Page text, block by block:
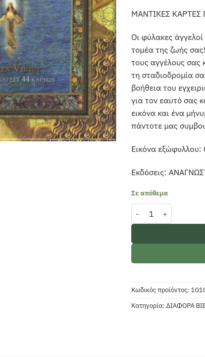
ΜΑΝΤΙΚΕΣ
Οι φύλακες
τομέα της ζωής
τους αγγέλους σας
τη σταδιοδρομία
βοήθεια του
για τον εαυτό σας
εικόνα και ένα
πάντοτε μας
Εικόνα εξώφυλλου:
Εκδόσεις:
Σε απόθεμα
ΘΕΡΑΠΕΙΑ ΜΕ ΤΗ
Κωδικός προϊόντος:
Κατηγορία:ΔΙΑΦΟΡΑ